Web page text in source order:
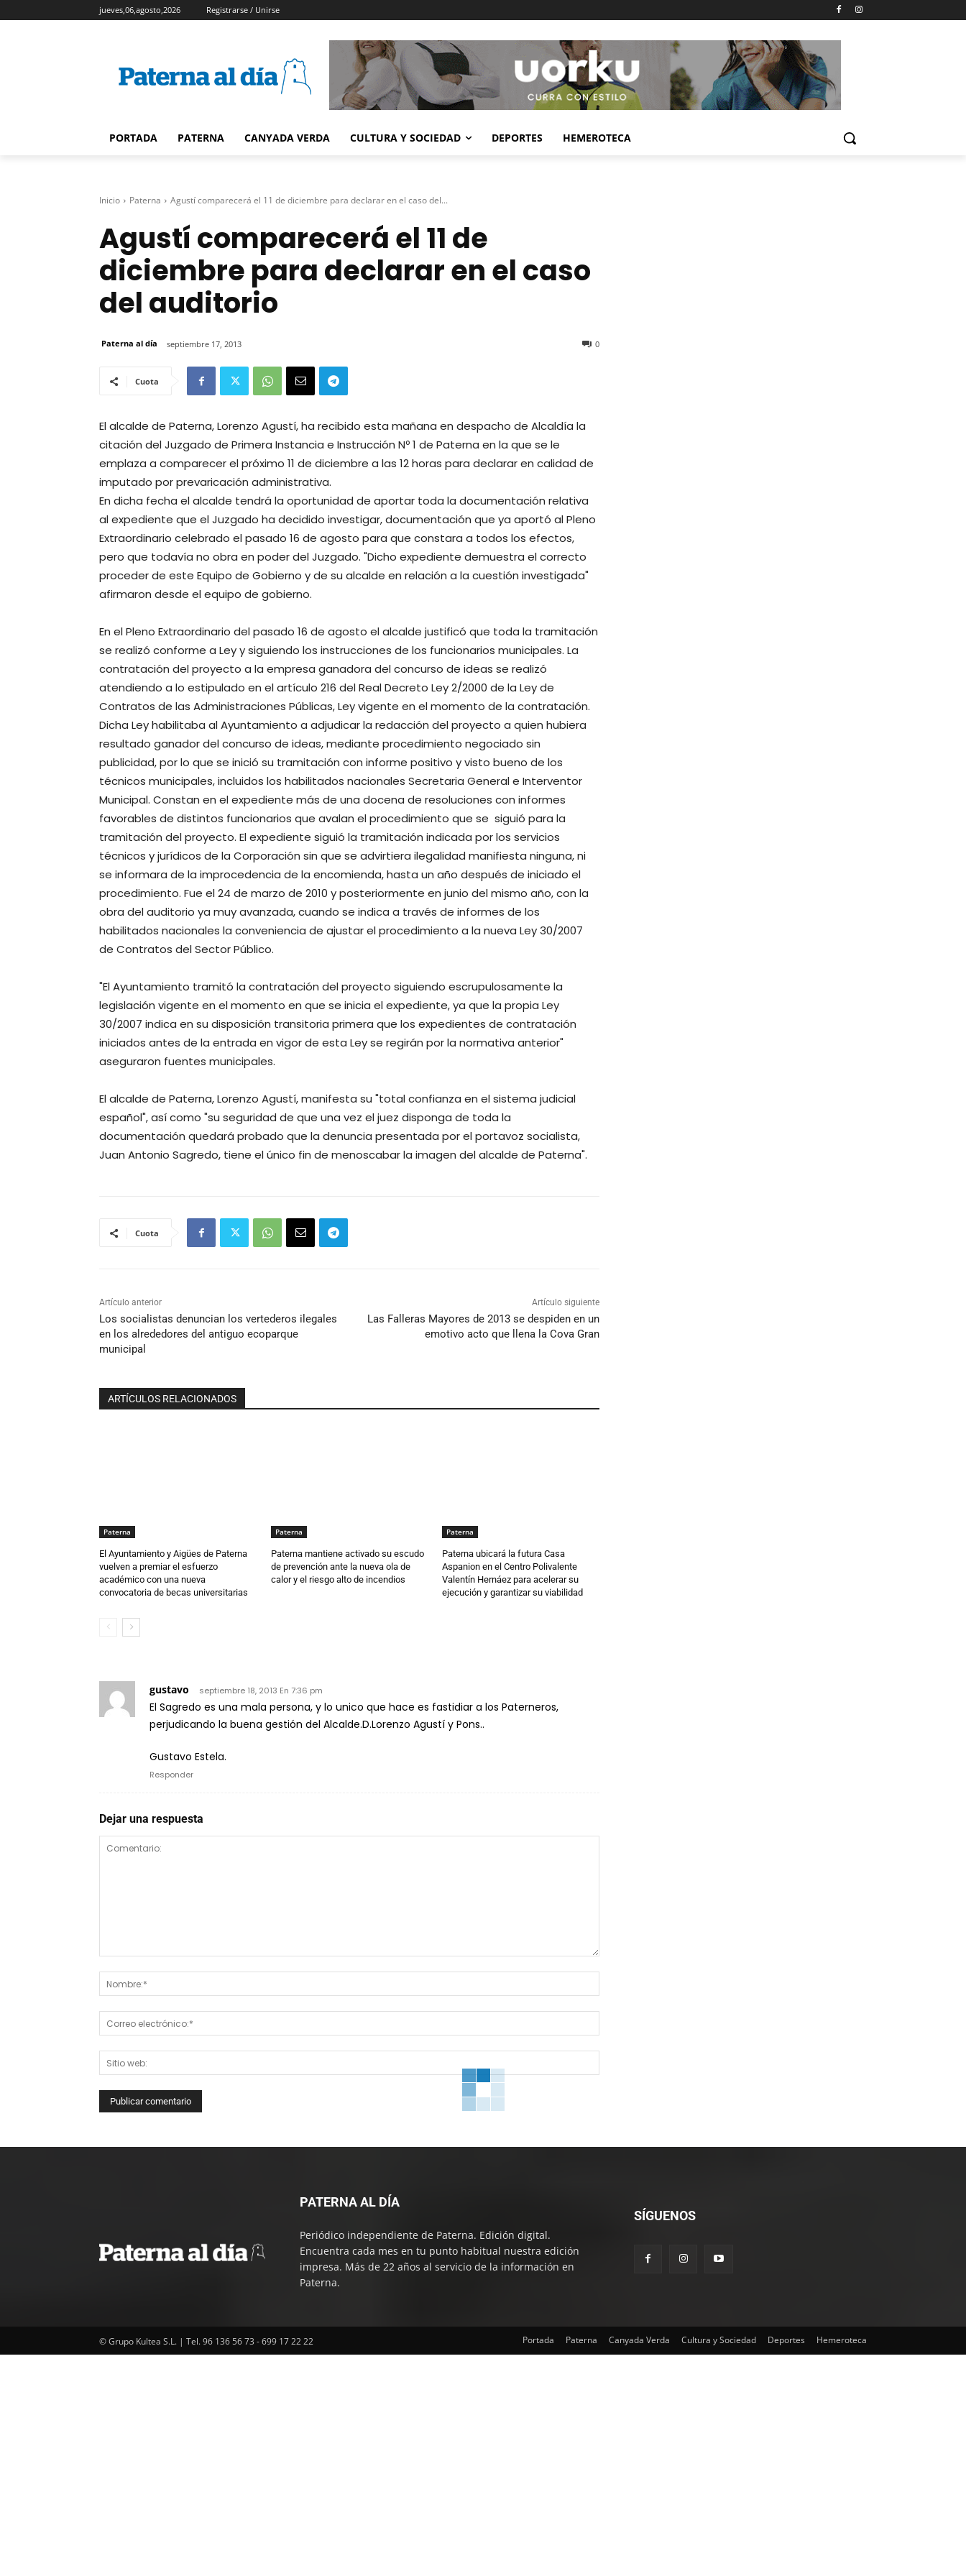
jueves,06,agosto,2026 Registrarse / Unirse
PORTADA PATERNA CANYADA VERDA CULTURA Y SOCIEDAD DEPORTES HEMEROTECA
Inicio Paterna Agustí comparecerá el 11 de diciembre para declarar en el caso del...
Agustí comparecerá el 11 de
diciembre para declarar en el caso
del auditorio
Paterna al día septiembre 17, 2013 0
Cuota
El alcalde de Paterna, Lorenzo Agustí, ha recibido esta mañana en despacho de Alcaldía la
citación del Juzgado de Primera Instancia e Instrucción Nº 1 de Paterna en la que se le
emplaza a comparecer el próximo 11 de diciembre a las 12 horas para declarar en calidad de
imputado por prevaricación administrativa.
En dicha fecha el alcalde tendrá la oportunidad de aportar toda la documentación relativa
al expediente que el Juzgado ha decidido investigar, documentación que ya aportó al Pleno
Extraordinario celebrado el pasado 16 de agosto para que constara a todos los efectos,
pero que todavía no obra en poder del Juzgado. "Dicho expediente demuestra el correcto
proceder de este Equipo de Gobierno y de su alcalde en relación a la cuestión investigada"
afirmaron desde el equipo de gobierno.
En el Pleno Extraordinario del pasado 16 de agosto el alcalde justificó que toda la tramitación
se realizó conforme a Ley y siguiendo los instrucciones de los funcionarios municipales. La
contratación del proyecto a la empresa ganadora del concurso de ideas se realizó
atendiendo a lo estipulado en el artículo 216 del Real Decreto Ley 2/2000 de la Ley de
Contratos de las Administraciones Públicas, Ley vigente en el momento de la contratación.
Dicha Ley habilitaba al Ayuntamiento a adjudicar la redacción del proyecto a quien hubiera
resultado ganador del concurso de ideas, mediante procedimiento negociado sin
publicidad, por lo que se inició su tramitación con informe positivo y visto bueno de los
técnicos municipales, incluidos los habilitados nacionales Secretaria General e Interventor
Municipal. Constan en el expediente más de una docena de resoluciones con informes
favorables de distintos funcionarios que avalan el procedimiento que se siguió para la
tramitación del proyecto. El expediente siguió la tramitación indicada por los servicios
técnicos y jurídicos de la Corporación sin que se advirtiera ilegalidad manifiesta ninguna, ni
se informara de la improcedencia de la encomienda, hasta un año después de iniciado el
procedimiento. Fue el 24 de marzo de 2010 y posteriormente en junio del mismo año, con la
obra del auditorio ya muy avanzada, cuando se indica a través de informes de los
habilitados nacionales la conveniencia de ajustar el procedimiento a la nueva Ley 30/2007
de Contratos del Sector Público.
"El Ayuntamiento tramitó la contratación del proyecto siguiendo escrupulosamente la
legislación vigente en el momento en que se inicia el expediente, ya que la propia Ley
30/2007 indica en su disposición transitoria primera que los expedientes de contratación
iniciados antes de la entrada en vigor de esta Ley se regirán por la normativa anterior"
aseguraron fuentes municipales.
El alcalde de Paterna, Lorenzo Agustí, manifesta su "total confianza en el sistema judicial
español", así como "su seguridad de que una vez el juez disponga de toda la
documentación quedará probado que la denuncia presentada por el portavoz socialista,
Juan Antonio Sagredo, tiene el único fin de menoscabar la imagen del alcalde de Paterna".
Cuota
Artículo anterior
Los socialistas denuncian los vertederos ilegales
en los alrededores del antiguo ecoparque
municipal
Artículo siguiente
Las Falleras Mayores de 2013 se despiden en un
emotivo acto que llena la Cova Gran
ARTÍCULOS RELACIONADOS
Paterna
El Ayuntamiento y Aigües de Paterna
vuelven a premiar el esfuerzo
académico con una nueva
convocatoria de becas universitarias
Paterna
Paterna mantiene activado su escudo
de prevención ante la nueva ola de
calor y el riesgo alto de incendios
Paterna
Paterna ubicará la futura Casa
Aspanion en el Centro Polivalente
Valentín Hernáez para acelerar su
ejecución y garantizar su viabilidad
gustavo septiembre 18, 2013 En 7:36 pm
El Sagredo es una mala persona, y lo unico que hace es fastidiar a los Paterneros,
perjudicando la buena gestión del Alcalde.D.Lorenzo Agustí y Pons..
Gustavo Estela.
Responder
Dejar una respuesta
electrónico:*
web:
PATERNA AL DÍA
Periódico independiente de Paterna. Edición digital.
Encuentra cada mes en tu punto habitual nuestra edición
impresa. Más de 22 años al servicio de la información en
Paterna.
SÍGUENOS
© Grupo Kultea S.L. | Tel. 96 136 56 73 - 699 17 22 22 Portada Paterna Canyada Verda Cultura y Sociedad Deportes Hemeroteca